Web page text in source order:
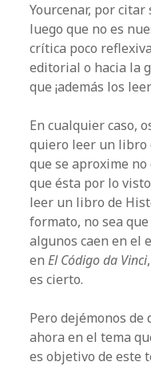
Yourcenar, por
luego que no es
crítica poco
editorial o hacia la
que ¡además los
En cualquier caso,
quiero leer un libro
que se aproxime
que ésta por lo
leer un libro de
formato, no sea
algunos caen en el
enEl Código da Vinci
es cierto.
Pero dejémonos de
ahora en el tema
es objetivo de este